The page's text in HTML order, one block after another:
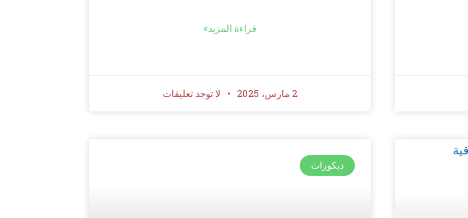
قراءة المزيد»
2 مارس، 2025 لا توجد تعليقات
ديكورات